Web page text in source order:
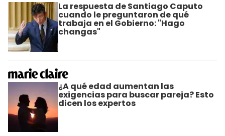
La respuesta de Santiago Caputo
cuando le preguntaron de qué
trabaja en el Gobierno: "Hago
changas"
¿A qué edad aumentan las
exigencias para buscar pareja? Esto
dicen los expertos